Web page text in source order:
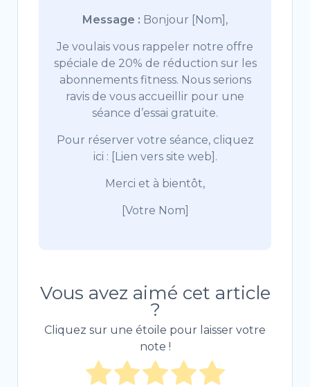
Message : Bonjour [Nom],
Je voulais vous rappeler notre offre
spéciale de 20% de réduction sur les
abonnements fitness. Nous serions
ravis de vous accueillir pour une
séance d’essai gratuite.
Pour réserver votre séance, cliquez
ici : [Lien vers site web].
Merci et à bientôt,
[Votre Nom]
Vous avez aimé cet article
?
Cliquez sur une étoile pour laisser votre
note !